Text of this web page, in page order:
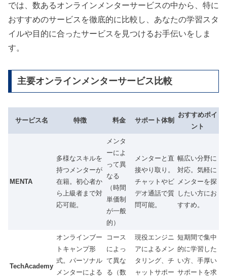
では、数あるオンラインメンターサービスの中から、特に
おすすめのサービスを徹底的に比較し、あなたの学習スタ
イルや目的に合ったサービスを見つけるお手伝いをしま
す。
主要オンラインメンターサービス比較
サービス名 特徴 料金 サポート体制
おすすめポイ
ント
MENTA
多様なスキルを
持つメンターが
在籍。初心者か
ら上級者まで対
応可能。
メンタ
ーによ
って異
なる
（時間
単価制
が一般
的）
メンターと直
接やり取り。
チャットやビ
デオ通話で質
問可能。
幅広い分野に
対応。気軽に
メンターを探
したい方にお
すすめ。
TechAcademy
オンラインブー
トキャンプ形
式。パーソナル
メンターによる
コース
によっ
て異な
る（数
現役エンジニ
アによるメン
タリング、チ
ャットサポー
短期間で集中
的に学習した
い方、手厚い
サポートを求